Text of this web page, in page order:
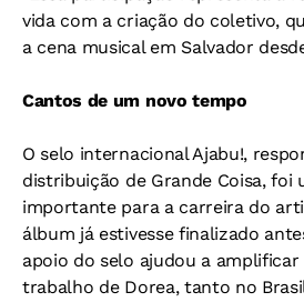
vida com a criação do coletivo,
a cena musical em Salvador
Cantos de um novo tempo
O selo internacional Ajabu!,
distribuição de Grande Coisa, foi
importante para a carreira do
álbum já estivesse finalizado
apoio do selo ajudou a
trabalho de Dorea, tanto no